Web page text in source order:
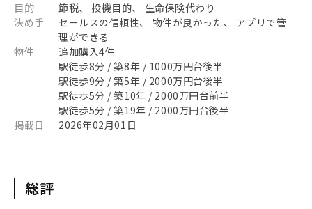
目的
節税、 投機目的、 生命保険代わり
決め手
セールスの信頼性、 物件が良かった、 アプリで管
理ができる
物件
追加購入4件
駅徒歩8分 / 築8年 / 1000万円台後半
駅徒歩9分 / 築5年 / 2000万円台後半
駅徒歩5分 / 築10年 / 2000万円台前半
駅徒歩5分 / 築19年 / 2000万円台後半
掲載日
2026年02月01日
総評